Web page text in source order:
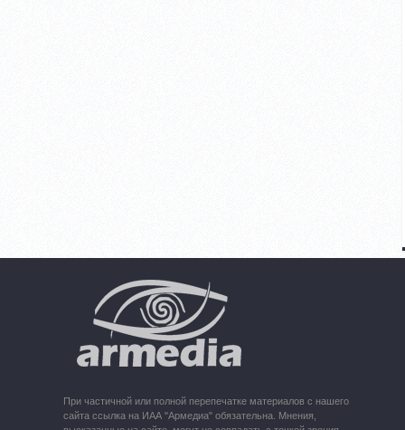
При частичной или полной перепечатке материалов с нашего
сайта ссылка на ИАА "Армедиа" обязательна. Мнения,